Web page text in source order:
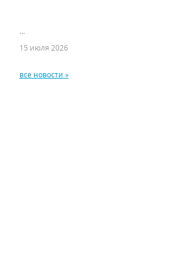
15 июля 2026
все новости »